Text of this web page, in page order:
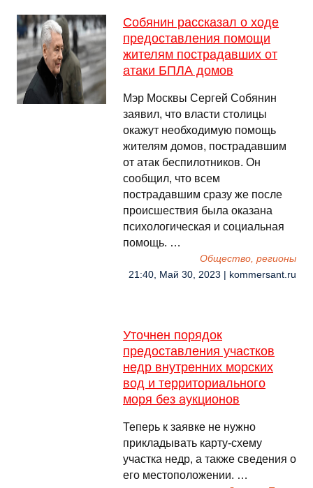
Собянин рассказал о ходе
предоставления помощи
жителям пострадавших от
атаки БПЛА домов
Мэр Москвы Сергей Собянин
заявил, что власти столицы
окажут необходимую помощь
жителям домов, пострадавшим
от атак беспилотников. Он
сообщил, что всем
пострадавшим сразу же после
происшествия была оказана
психологическая и социальная
помощь. …
Общество, регионы
21:40, Май 30, 2023 | kommersant.ru
Уточнен порядок
предоставления участков
недр внутренних морских
вод и территориального
моря без аукционов
Теперь к заявке не нужно
прикладывать карту-схему
участка недр, а также сведения о
его местоположении. …